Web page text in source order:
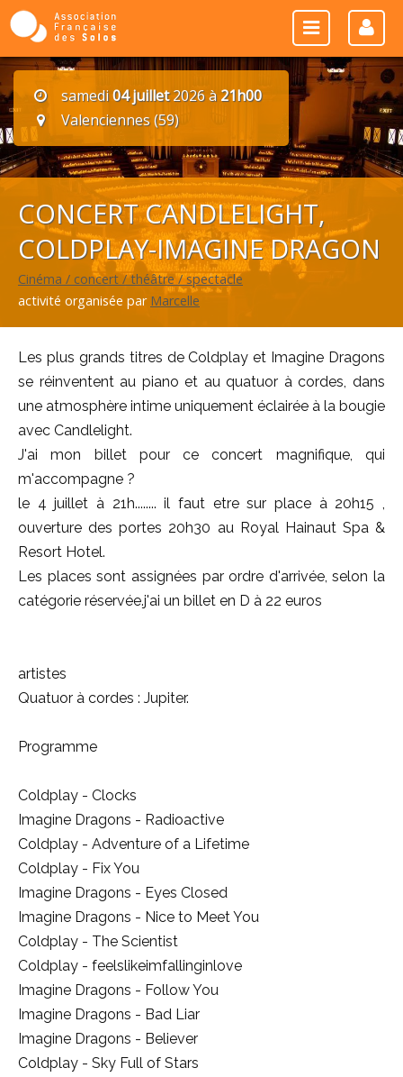
samedi04 juillet2026 à 21h00
Valenciennes (59)
CONCERT CANDLELIGHT,
COLDPLAY-IMAGINE DRAGON
Cinéma / concert / théâtre / spectacle
activité organisée par Marcelle
Les plus grands titres de Coldplay et Imagine Dragons
se réinventent au piano et au quatuor à cordes, dans
une atmosphère intime uniquement éclairée à la bougie
avec Candlelight.
J'ai mon billet pour ce concert magnifique, qui
m'accompagne ?
le 4 juillet à 21h........ il faut etre sur place à 20h15 ,
ouverture des portes 20h30 au Royal Hainaut Spa &
Resort Hotel.
Les places sont assignées par ordre d'arrivée, selon la
catégorie réservée.j'ai un billet en D à 22 euros
artistes
Quatuor à cordes : Jupiter.
Programme
Coldplay - Clocks
Imagine Dragons - Radioactive
Coldplay - Adventure of a Lifetime
Coldplay - Fix You
Imagine Dragons - Eyes Closed
Imagine Dragons - Nice to Meet You
Coldplay - The Scientist
Coldplay - feelslikeimfallinginlove
Imagine Dragons - Follow You
Imagine Dragons - Bad Liar
Imagine Dragons - Believer
Coldplay - Sky Full of Stars